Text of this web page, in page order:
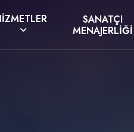
SANATÇI
MENAJERLIĞI